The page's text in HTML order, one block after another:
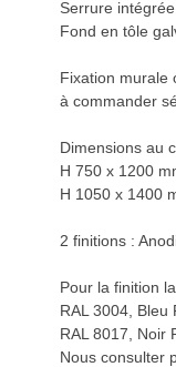
Serrure intégrée.
Fond en tôle
Fixation murale
à commander
Dimensions au
H 750 x 1200
H 1050 x 1400
2 finitions :
Pour la finition
RAL 3004, Bleu
RAL 8017, Noir
Nous consulter